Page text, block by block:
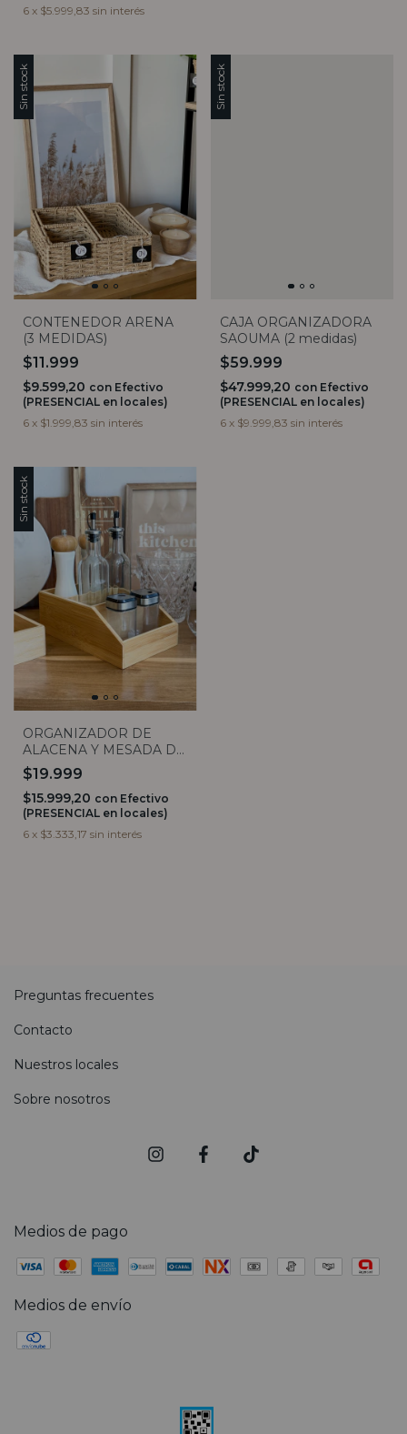
6 x $5.999,83 sin interés
Sin stock
CONTENEDOR ARENA
(3 MEDIDAS)
$11.999
$9.599,20 con Efectivo
(PRESENCIAL en locales)
6 x $1.999,83 sin interés
Sin stock
CAJA ORGANIZADORA
SAOUMA (2 medidas)
$59.999
$47.999,20 con Efectivo
(PRESENCIAL en locales)
6 x $9.999,83 sin interés
Sin stock
ORGANIZADOR DE
ALACENA Y MESADA DE
BAMBOO 3 DIVISIONES
$19.999
$15.999,20 con Efectivo
(PRESENCIAL en locales)
6 x $3.333,17 sin interés
Preguntas frecuentes
Contacto
Nuestros locales
Sobre nosotros
Medios de pago
Medios de envío